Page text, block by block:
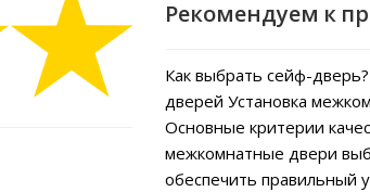
Рекомендуем к
Как выбрать сейф-дверь?
дверей Установка
Основные критерии
межкомнатные двери
обеспечить правильный